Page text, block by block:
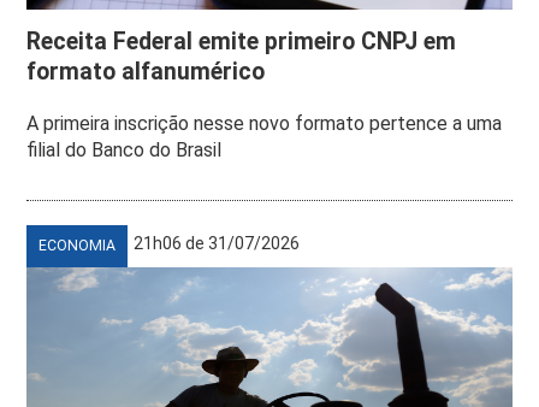
Receita Federal emite primeiro CNPJ em
formato alfanumérico
A primeira inscrição nesse novo formato pertence a uma
filial do Banco do Brasil
ECONOMIA 21h06 de 31/07/2026